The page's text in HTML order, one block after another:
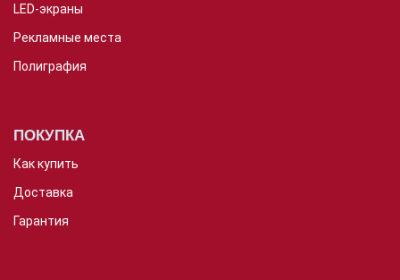
LED-экраны
Рекламные места
Полиграфия
ПОКУПКА
Как купить
Доставка
Гарантия